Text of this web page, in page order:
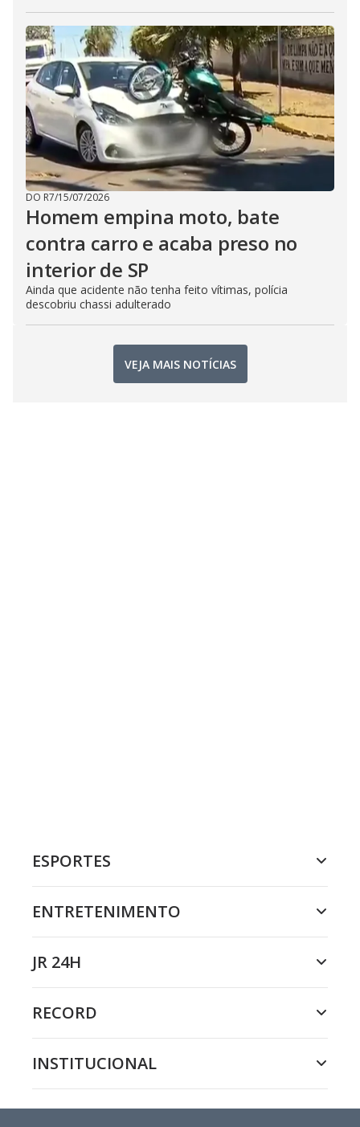
DO R7/15/07/2026
Homem empina moto, bate
contra carro e acaba preso no
interior de SP
Ainda que acidente não tenha feito vítimas, polícia
descobriu chassi adulterado
VEJA MAIS NOTÍCIAS
ESPORTES
ENTRETENIMENTO
JR 24H
RECORD
INSTITUCIONAL